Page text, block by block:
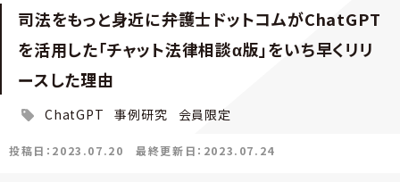
司法をもっと身近に――弁護士ドットコムがChatGPT
を活用した「チャット法律相談α版」をいち早くリリ
ースした理由
ChatGPT 事例研究 会員限定
投稿日：2023.07.20 最終更新日：2023.07.24